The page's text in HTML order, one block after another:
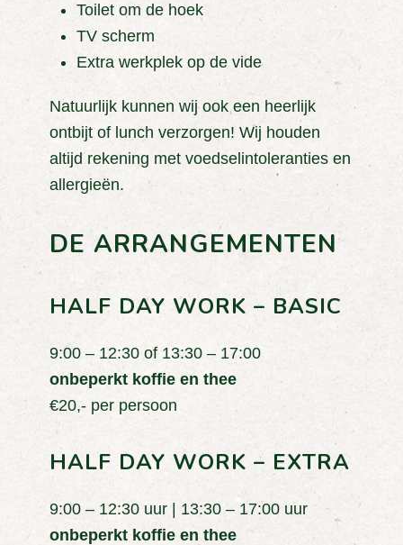
Toilet om de hoek
TV scherm
Extra werkplek op de vide
Natuurlijk kunnen wij ook een heerlijk
ontbijt of lunch verzorgen! Wij houden
altijd rekening met voedselintoleranties en
allergieën.
DE ARRANGEMENTEN
HALF DAY WORK – BASIC
9:00 – 12:30 of 13:30 – 17:00
onbeperkt koffie en thee
€20,- per persoon
HALF DAY WORK – EXTRA
9:00 – 12:30 uur | 13:30 – 17:00 uur
onbeperkt koffie en thee